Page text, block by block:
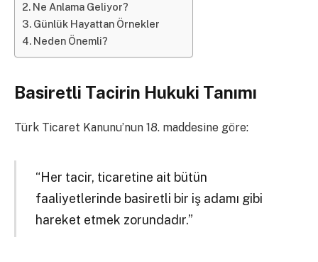
Ne Anlama Geliyor?
Günlük Hayattan Örnekler
Neden Önemli?
Basiretli Tacirin Hukuki Tanımı
Türk Ticaret Kanunu’nun 18. maddesine göre:
“Her tacir, ticaretine ait bütün
faaliyetlerinde basiretli bir iş adamı gibi
hareket etmek zorundadır.”